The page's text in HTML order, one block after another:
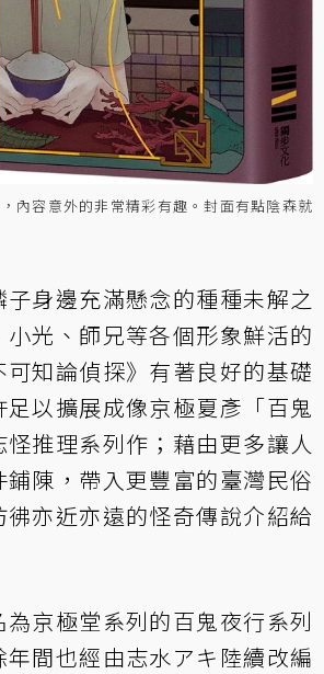
內容意外的非常精彩有趣。封面有點陰森就
身邊充滿懸念的種種未解之
光、師兄等各個形象鮮活的
知論偵探》有著良好的基礎
以擴展成像京極夏彥「百鬼
推理系列作；藉由更多讓人
陳，帶入更豐富的臺灣民俗
亦近亦遠的怪奇傳說介紹給
京極堂系列的百鬼夜行系列
間也經由志水アキ陸續改編